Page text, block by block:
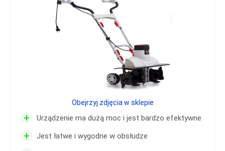
+ Urządzenie ma dużą moc i jest bardzo efektywne
+ Jest łatwe i wygodne w obsłudze
Obejrzyj zdjęcia w sklepie